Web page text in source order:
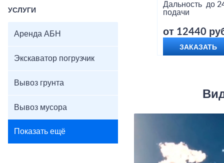
УСЛУГИ
Аренда АБН
Экскаватор погрузчик
Вывоз грунта
Вывоз мусора
Показать ещё
Дальность
подачи
до
от 12440
ЗАКАЗАТЬ